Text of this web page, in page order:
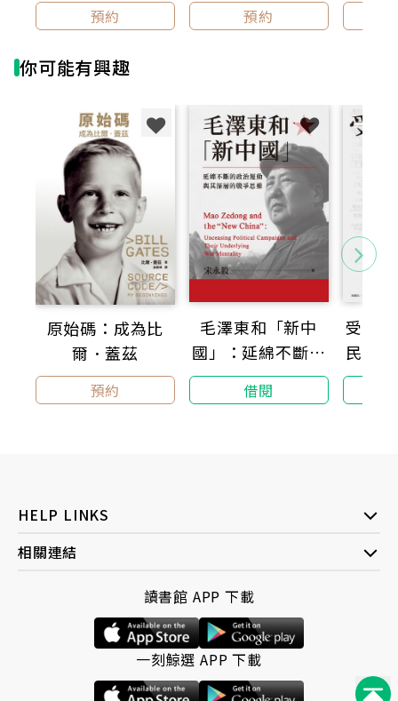
外交部部長 林佳龍
高雄市副市長 林欽榮
國家住都中心董事長 花敬群
總統府國策顧問 康銀壽
勤誠興業董事長 陳美琪
中國國民黨祕書長 黃健庭
臺灣金融研訓院董事長 雷仲達
臺灣高鐵總經理 鄭光遠
前臺灣中油董事長 戴謙
萬國通路董事長 謝明振
前財政部長 蘇建榮
臺東縣縣長 饒慶鈴
（以姓氏筆劃排列）
變專注【暢銷新裝
預約 預約
你可能有興趣
原始碼：成為比
爾．蓋茲
預約
毛澤東和「新中
國」：延綿不斷的
政治運動與其深層
的戰爭思維
借閱
受苦
民．
障礙
HELP LINKS
相關連結
讀書館 APP 下載
一刻鯨選 APP 下載